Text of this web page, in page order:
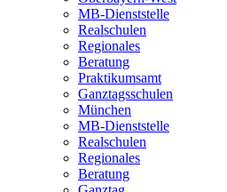
MB-Dienststelle
Realschulen
Regionales
Beratung
Praktikumsamt
Ganztagsschulen
München
MB-Dienststelle
Realschulen
Regionales
Beratung